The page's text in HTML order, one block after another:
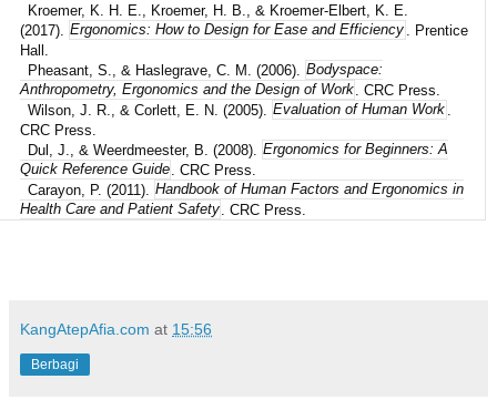
Kroemer, K. H. E., Kroemer, H. B., & Kroemer-Elbert, K. E.
(2017). Ergonomics: How to Design for Ease and Efficiency
. Prentice
Hall.
Pheasant, S., & Haslegrave, C. M. (2006). Bodyspace:
Anthropometry, Ergonomics and the Design of Work . CRC Press.
Wilson, J. R., & Corlett, E. N. (2005). Evaluation of Human Work
CRC Press.
Dul, J., & Weerdmeester, B. (2008). Ergonomics for Beginners: A
Quick Reference Guide . CRC Press.
Carayon, P. (2011). Handbook of Human Factors and Ergonomics in
Health Care and Patient Safety . CRC Press.
KangAtepAfia.com at 15:56
Berbagi